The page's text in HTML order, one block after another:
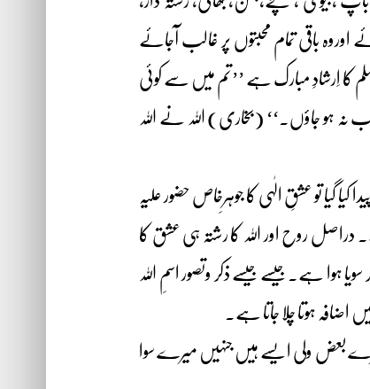
باقی تمام محبتوں پر غالب آجائے
وسلم کا اِرشادِ مبارک ہے ’’تم میں سے کوئی
ہو جاؤں۔‘‘ (بخاری) اللہ نے اللہ
گیا تو عشقِ الٰہی کا جوہرِخاص حضور علیہ
دراصل روح اور ﷲ کا رشتہ ہی عشق کا
ہوا ہے۔ جیسے جیسے ذکر وتصور اسمِ اللہ
ہوتا چلا جاتا ہے۔
بعض ولی ایسے ہیں جنہیں میرے سوا